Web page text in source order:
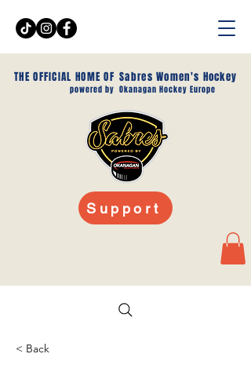
THE OFFICIAL HOME OF
powered by
Sabres Women's Hockey
Okanagan Hockey Europe
Support
< Back